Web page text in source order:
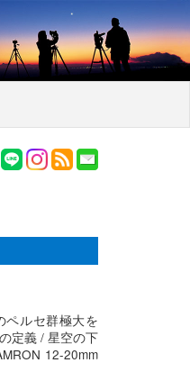
ペルセ群極大を
定義 / 星空の下
12-20mm